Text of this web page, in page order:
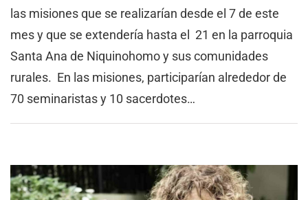
las misiones que se realizarían desde el 7 de este
mes y que se extendería hasta el 21 en la parroquia
Santa Ana de Niquinohomo y sus comunidades
rurales. En las misiones, participarían alrededor de
70 seminaristas y 10 sacerdotes…